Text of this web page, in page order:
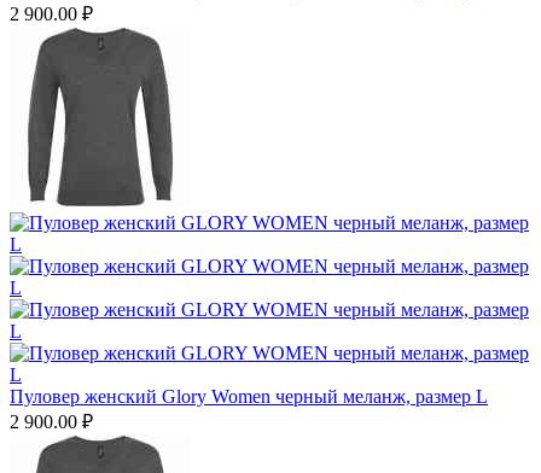
2 900.00 ₽
Пуловер женский Glory Women черный меланж, размер L
2 900.00 ₽